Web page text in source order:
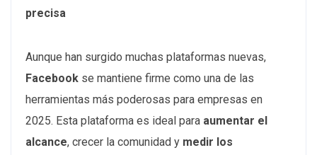
precisa
Aunque han surgido muchas plataformas nuevas,
Facebook se mantiene firme como una de las
herramientas más poderosas para empresas en
2025. Esta plataforma es ideal para aumentar el
alcance, crecer la comunidad y medir los